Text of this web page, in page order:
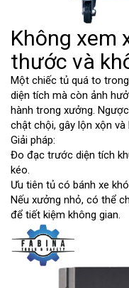
Không xem
thước và
Một chiếc tủ quá to
diện tích mà còn ảnh
hành trong xưởng.
chật chội, gây lộn xộn và
Giải pháp:
Đo đạc trước diện tích
kéo.
Ưu tiên tủ có bánh xe
Nếu xưởng nhỏ, có thể
để tiết kiệm không gian.